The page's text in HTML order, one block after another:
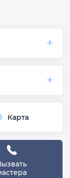
Карта